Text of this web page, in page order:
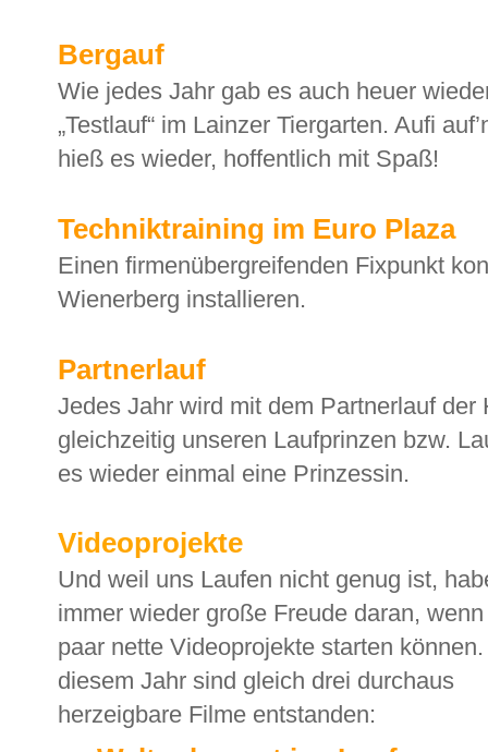
Bergauf
Wie jedes Jahr gab es auch heuer
„Testlauf“ im Lainzer Tiergarten. Aufi
hieß es wieder, hoffentlich mit Spaß!
Techniktraining im Euro Plaza
Einen firmenübergreifenden Fixpunkt
Wienerberg installieren.
Partnerlauf
Jedes Jahr wird mit dem Partnerlauf der
gleichzeitig unseren Laufprinzen bzw.
es wieder einmal eine Prinzessin.
Videoprojekte
Und weil uns Laufen nicht genug ist,
immer wieder große Freude daran,
paar nette Videoprojekte starten
diesem Jahr sind gleich drei durchaus
herzeigbare Filme entstanden: